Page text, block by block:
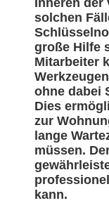
Inneren der
solchen
große Hilfe
Mitarbeiter
ohne dabei
Dies
zur
lange
müssen.
kann.